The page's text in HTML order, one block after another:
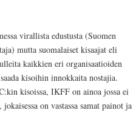
virallista edustusta (Suomen
mutta suomalaiset kisaajat eli
kaikkien eri organisaatioiden
kisoihin innokkaita nostajia.
kisoissa, IKFF on ainoa jossa ei
on vastassa samat painot ja